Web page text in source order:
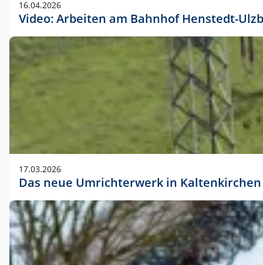
16.04.2026
Video: Arbeiten am Bahnhof Henstedt-
17.03.2026
Das neue Umrichterwerk in Kaltenkirchen